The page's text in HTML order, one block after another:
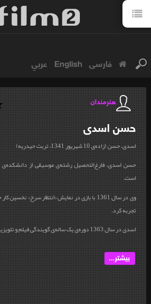
فارسی English عربي
هنرمندان
حسناسدی
اسدی، حسن (زاده‌ی 10 شهریور 1341، تربت حیدریه)
حسن اسدی، فارغ‌التحصیل رشته‌ی موسیقی از دانشکده‌ی
است.
وی در سال 1361 با بازی در نمایش «انتظار سرخ»
تجربه کرد.
اسدی در سال 1363 دوره‌ی یک ساله‌ی گویندگی فیلم و تلویزیون را نزد...
بیشتر...